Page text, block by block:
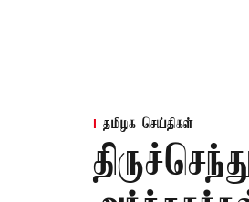
தமிழக செய்திகள்